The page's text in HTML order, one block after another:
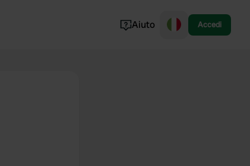
Aiuto Accedi